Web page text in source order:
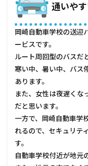
通いや
岡崎自動車学校の送迎
ービスです。
ルート周回型のバスだ
寒い中、暑い中、バス
あります。
また、女性は夜遅くな
だと思います。
一方で、岡崎自動車学
れるので、セキュリテ
す。
自動車学校付近が地元